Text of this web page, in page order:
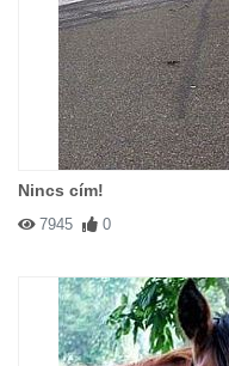
Nincs cím!
7945 0